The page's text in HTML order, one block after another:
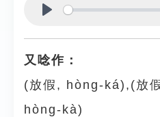
又唸作：
(放假, hòng-ká),(放
hòng-kà)